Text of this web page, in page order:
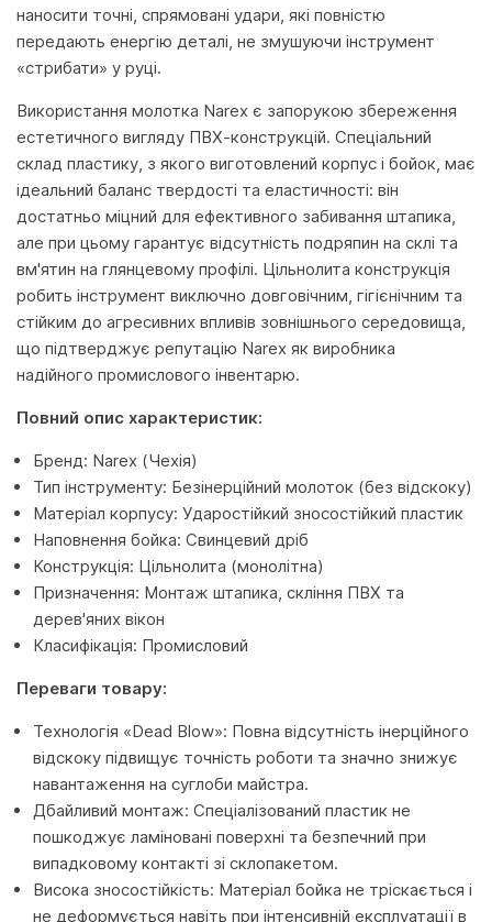
наносити точні, спрямовані удари, які повністю
передають енергію деталі, не змушуючи інструмент
«стрибати» у руці.
Використання молотка Narex є запорукою збереження
естетичного вигляду ПВХ-конструкцій. Спеціальний
склад пластику, з якого виготовлений корпус і бойок, має
ідеальний баланс твердості та еластичності: він
достатньо міцний для ефективного забивання штапика,
але при цьому гарантує відсутність подряпин на склі та
вм'ятин на глянцевому профілі. Цільнолита конструкція
робить інструмент виключно довговічним, гігієнічним та
стійким до агресивних впливів зовнішнього середовища,
що підтверджує репутацію Narex як виробника
надійного промислового інвентарю.
Повний опис характеристик:
Бренд: Narex (Чехія)
Тип інструменту: Безінерційний молоток (без відскоку)
Матеріал корпусу: Ударостійкий зносостійкий пластик
Наповнення бойка: Свинцевий дріб
Конструкція: Цільнолита (монолітна)
Призначення: Монтаж штапика, скління ПВХ та
дерев'яних вікон
Класифікація: Промисловий
Переваги товару:
Технологія «Dead Blow»: Повна відсутність інерційного
відскоку підвищує точність роботи та значно знижує
навантаження на суглоби майстра.
Дбайливий монтаж: Спеціалізований пластик не
пошкоджує ламіновані поверхні та безпечний при
випадковому контакті зі склопакетом.
Висока зносостійкість: Матеріал бойка не тріскається і
не деформується навіть при інтенсивній експлуатації в